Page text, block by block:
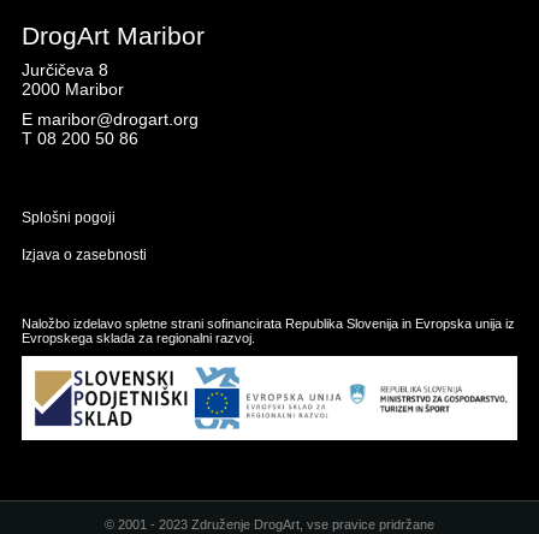
DrogArt Maribor
Jurčičeva 8
2000 Maribor
E maribor@drogart.org
T 08 200 50 86
Splošni pogoji
Izjava o zasebnosti
Naložbo izdelavo spletne strani sofinancirata Republika Slovenija in Evropska unija iz
Evropskega sklada za regionalni razvoj.
© 2001 - 2023 Združenje DrogArt, vse pravice pridržane